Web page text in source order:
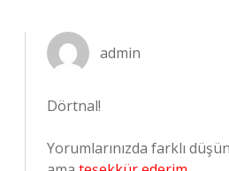
admin
Dörtnal!
Yorumlarınızda farklı